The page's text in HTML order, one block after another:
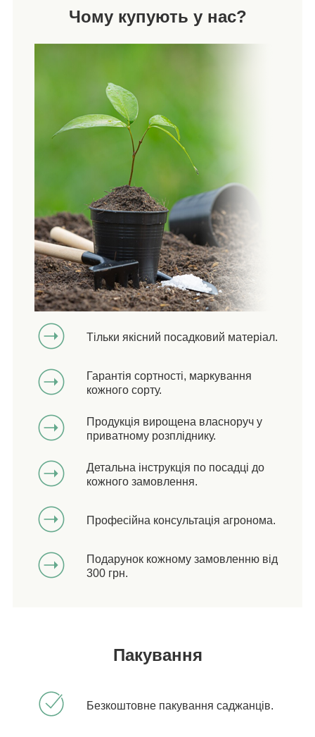
Чому купують у нас?
Тільки якісний посадковий матеріал.
Гарантія сортності, маркування
кожного сорту.
Продукція вирощена власноруч у
приватному розпліднику.
Детальна інструкція по посадці до
кожного замовлення.
Професійна консультація агронома.
Подарунок кожному замовленню від
300 грн.
Пакування
Безкоштовне пакування саджанців.